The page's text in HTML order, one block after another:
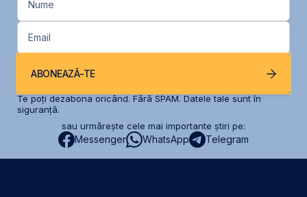
Nume
Email
ABONEAZĂ-TE
Te poți dezabona oricând. Fără SPAM. Datele tale sunt în
siguranță.
sau urmărește cele mai importante știri pe:
Messenger WhatsApp Telegram